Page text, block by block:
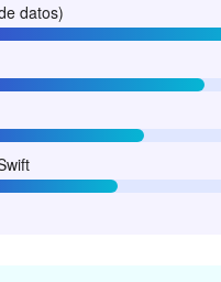
datos)